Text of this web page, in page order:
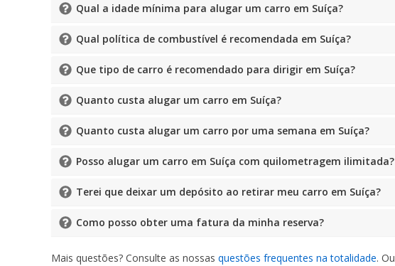
Qual a idade mínima para alugar um carro em Suíça?
Qual política de combustível é recomendada em Suíça?
Que tipo de carro é recomendado para dirigir em Suíça?
Quanto custa alugar um carro em Suíça?
Quanto custa alugar um carro por uma semana em Suíça?
Posso alugar um carro em Suíça com quilometragem ilimitada?
Terei que deixar um depósito ao retirar meu carro em Suíça?
Como posso obter uma fatura da minha reserva?
Mais questões? Consulte as nossas questões frequentes na totalidade. Ou